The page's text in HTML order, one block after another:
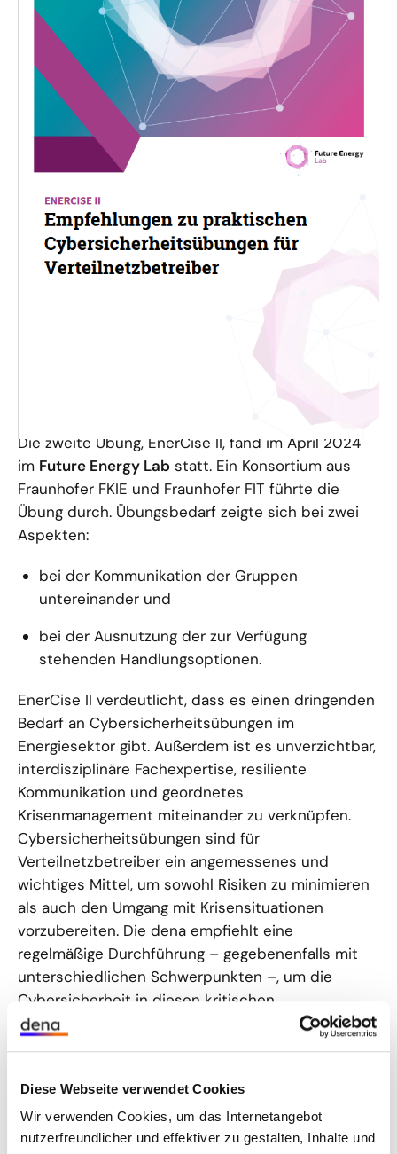
Diese Webseite verwendet Cookies
Wir verwenden Cookies, um das Internetangebot
nutzerfreundlicher und effektiver zu gestalten, Inhalte und
Unter dem Titel „EnerCise –
Cybersicherheitsübungen für Netzbetreiber“
wurden zwei Cybersicherheitsübungen für
Verteilnetzbetreiber ausgerichtet. Ziel der
Übungen war es, Routinen und Response-
Mechanismen zu entwickeln und zu erproben.
Außerdem ging es darum, die eingebundenen
Die zweite Übung, EnerCise II, fand im April 2024
im Future Energy Lab statt. Ein Konsortium aus
Fraunhofer FKIE und Fraunhofer FIT führte die
Übung durch. Übungsbedarf zeigte sich bei zwei
Aspekten:
bei der Kommunikation der Gruppen
untereinander und
bei der Ausnutzung der zur Verfügung
stehenden Handlungsoptionen.
EnerCise II verdeutlicht, dass es einen dringenden
Bedarf an Cybersicherheitsübungen im
Energiesektor gibt. Außerdem ist es unverzichtbar,
interdisziplinäre Fachexpertise, resiliente
Kommunikation und geordnetes
Krisenmanagement miteinander zu verknüpfen.
Cybersicherheitsübungen sind für
Verteilnetzbetreiber ein angemessenes und
wichtiges Mittel, um sowohl Risiken zu minimieren
als auch den Umgang mit Krisensituationen
vorzubereiten. Die dena empfiehlt eine
regelmäßige Durchführung – gegebenenfalls mit
unterschiedlichen Schwerpunkten –, um die
Cybersicherheit in diesen kritischen
Infrastrukturen langfristig zu erhöhen.
umfassend über EnerCise II. Sie erhalten
detaillierte Beschreibungen des Übungskonzepts
und des Übungsablaufs. Diese werden mit den